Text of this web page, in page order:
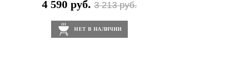
4 590 руб. 3 213 руб.
НЕТ В НАЛИЧИИ